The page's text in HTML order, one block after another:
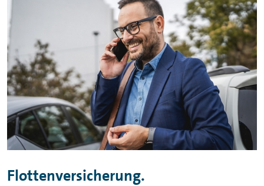
Flottenversicherung.